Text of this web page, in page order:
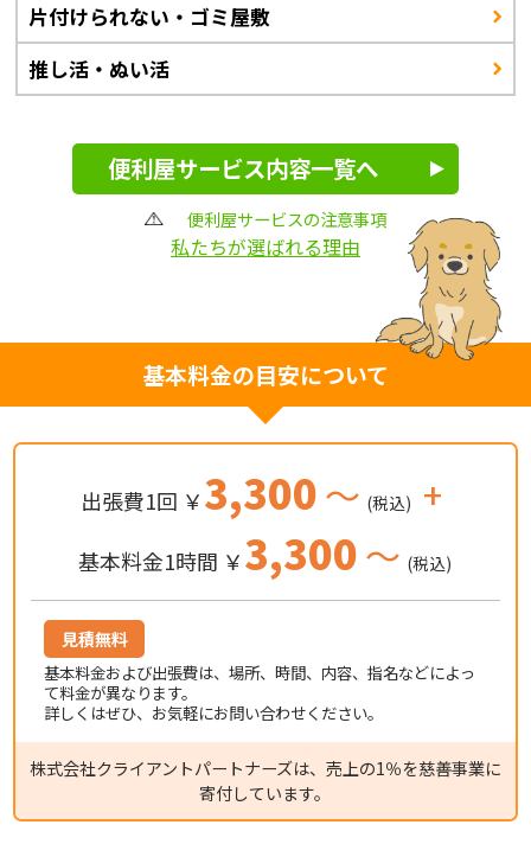
片付けられない・ゴミ屋敷
推し活・ぬい活
便利屋サービス内容一覧へ
便利屋サービスの注意事項
私たちが選ばれる理由
基本料金の目安について
出張費1回 ￥3,300～ (税込) +
基本料金1時間 ￥3,300～ (税込)
見積無料
基本料金および出張費は、場所、時間、内容、指名などによっ
て料金が異なります。
詳しくはぜひ、お気軽にお問い合わせください。
株式会社クライアントパートナーズは、売上の1％を慈善事業に
寄付しています。